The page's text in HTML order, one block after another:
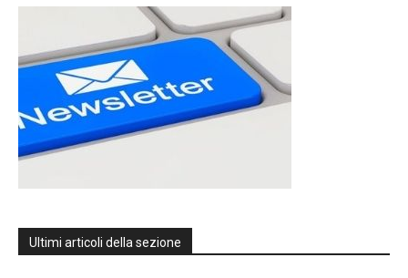
Ultimi articoli della sezione